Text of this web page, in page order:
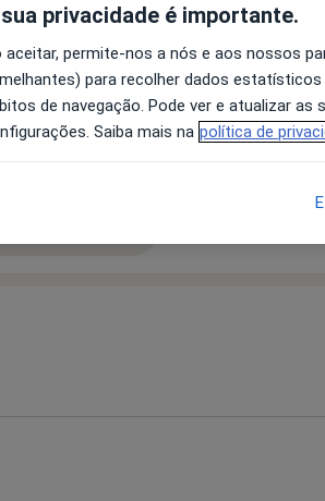
Hiperatividade
Anorexia Nervosa
mais detalhes
sobre a experiência
privacidade é importante.
aceitar, permite-nos a nós e aos nossos
para recolher dados
de navegação. Pode ver e atualizar
Saiba mais na política de